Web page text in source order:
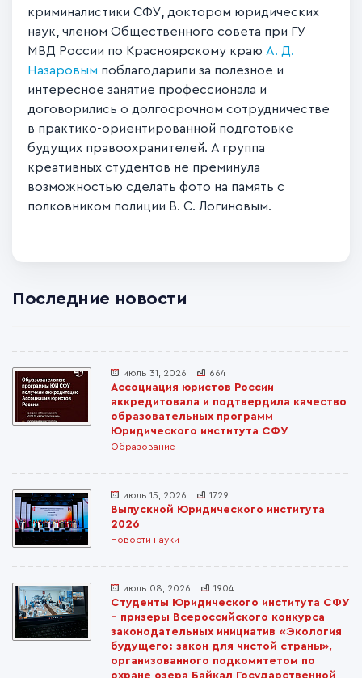
криминалистики СФУ, доктором юридических
наук, членом Общественного совета при ГУ
МВД России по Красноярскому краю А. Д.
Назаровым поблагодарили за полезное и
интересное занятие профессионала и
договорились о долгосрочном сотрудничестве
в практико-ориентированной подготовке
будущих правоохранителей. А группа
креативных студентов не преминула
возможностью сделать фото на память с
полковником полиции В. С. Логиновым.
Последние новости
июль 31, 2026 664
Ассоциация юристов России
аккредитовала и подтвердила качество
образовательных программ
Юридического института СФУ
Образование
июль 15, 2026 1729
Выпускной Юридического института
2026
Новости науки
июль 08, 2026 1904
Студенты Юридического института СФУ
– призеры Всероссийского конкурса
законодательных инициатив «Экология
будущего: закон для чистой страны»,
организованного подкомитетом по
охране озера Байкал Государственной